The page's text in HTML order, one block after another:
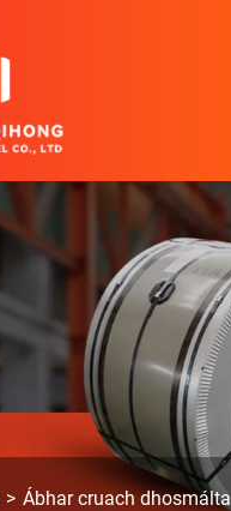
Ábhar cruach dhosmálta